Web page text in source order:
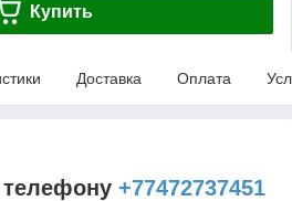
Купить
Доставка Оплата
+77472737451